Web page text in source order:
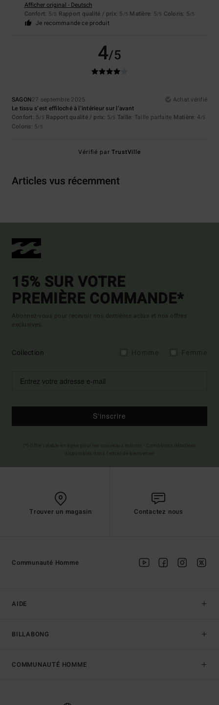
Afficher original - Deutsch
Confort: 5/5 Rapport qualité / prix: 5 /5 Matière: 5/5 Coloris: 5/5
Je recommande ce produit
4/5
SAGON27 septembre 2025
Achat vérifié
Le tissu s’est effiloché à l’intérieur sur l’avant
Confort: 5/5 Rapport qualité / prix: 5/5 Taille: Taille parfaite Matière: 4/5
Coloris: 5/5
Vérifié parTrustVille
Articles vus récemment
15% SUR VOTRE
PREMIÈRE COMMANDE*
Abonnez-vous pour recevoir nos dernières actus et nos offres
exclusives.
Collection
S'inscrire
Trouver un magasin Contactez nous
AIDE
BILLABONG
Communauté Homme
COMMUNAUTÉ HOMME